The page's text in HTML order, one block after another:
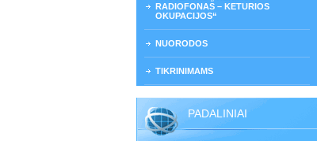
RADIOFONAS – KETURIOS
OKUPACIJOS“
NUORODOS
TIKRINIMAMS
PADALINIAI